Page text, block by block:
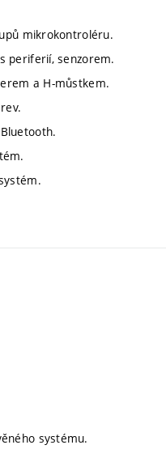
mikrokontroléru.
periferií, senzorem.
a H-můstkem.
systému.